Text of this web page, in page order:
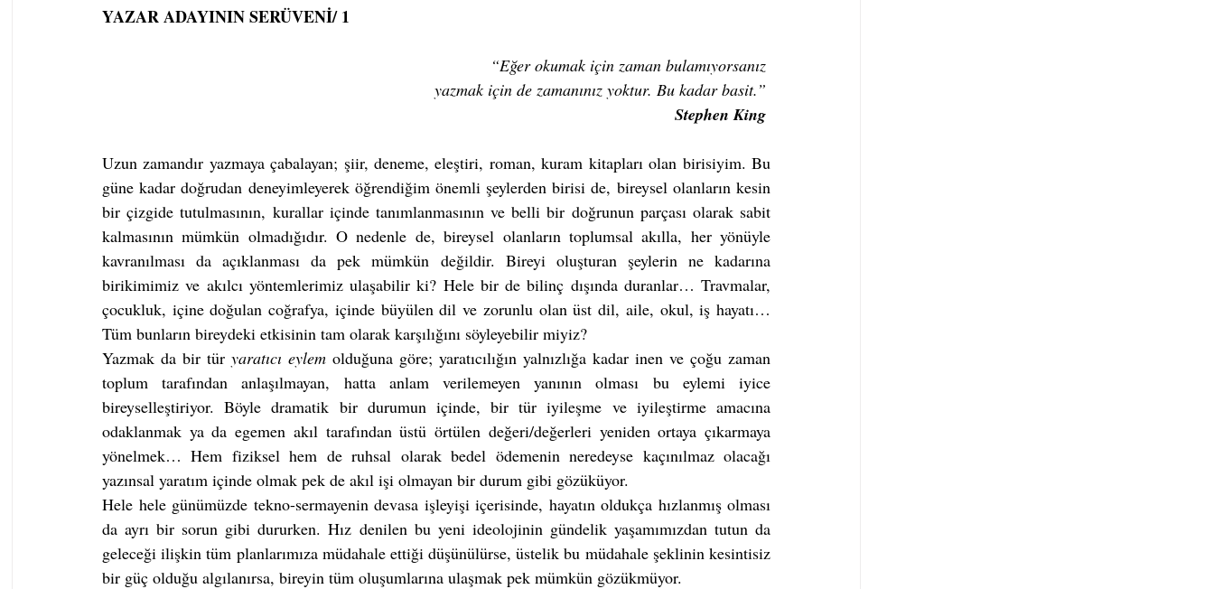
YAZAR ADAYININ SERÜVENİ/ 1
“Eğer okumak için zaman bulamıyorsanız
yazmak için de zamanınız yoktur. Bu kadar basit.”
Stephen King
Uzun zamandır yazmaya çabalayan; şiir, deneme, eleştiri, roman, kuram kitapları olan birisiyim. Bu
güne kadar doğru­dan deneyimleyerek öğrendiğim önemli şeylerden birisi de, bireysel olanların kesin
bir çizgide tutulmasının, kurallar için­de tanımlanmasının ve belli bir doğrunun parçası olarak sabit
kalmasının mümkün olmadığıdır. O nedenle de, bireysel olan­ların toplumsal akılla, her yönüyle
kavranılması da açıklanması da pek mümkün değildir. Bireyi oluşturan şeylerin ne kadarına
birikimimiz ve akılcı yöntemlerimiz ulaşabilir ki? Hele bir de bilinç dışında duranlar… Travmalar,
çocukluk, içine doğulan coğrafya, içinde büyülen dil ve zorunlu olan üst dil, aile, okul, iş hayatı…
Tüm bunların bireydeki etkisinin tam olarak karşılığını söyleyebilir miyiz?
Yazmak da bir tür yaratıcı eylem olduğuna göre; yaratıcılığın yalnızlığa kadar inen ve çoğu zaman
toplum tarafından anlaşıl­mayan, hatta anlam verilemeyen yanının olması bu eylemi iyice
bireyselleştiriyor. Böyle dramatik bir durumun içinde, bir tür iyileşme ve iyileştirme amacına
odaklanmak ya da egemen akıl tarafından üstü örtülen değeri/değerleri yeniden ortaya çıkarma­ya
yönelmek… Hem fiziksel hem de ruhsal olarak bedel ödeme­nin neredeyse kaçınılmaz olacağı
yazınsal yaratım içinde olmak pek de akıl işi olmayan bir durum gibi gözüküyor.
Hele hele günümüzde tekno-sermayenin devasa işleyişi içe­risinde, hayatın oldukça hızlanmış olması
da ayrı bir sorun gibi dururken. Hız denilen bu yeni ideolojinin gündelik yaşamımız­dan tutun da
geleceği ilişkin tüm planlarımıza müdahale ettiği düşünülürse, üstelik bu müdahale şeklinin kesintisiz
bir güç oldu­ğu algılanırsa, bireyin tüm oluşumlarına ulaşmak pek mümkün gözükmüyor.